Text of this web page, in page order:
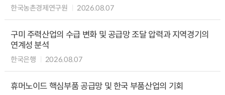
한국농촌경제연구원 2026.08.07
구미 주력산업의 수급 변화 및 공급망 조달 압력과 지역경기의
연계성 분석
한국은행 2026.08.07
휴머노이드 핵심부품 공급망 및 한국 부품산업의 기회